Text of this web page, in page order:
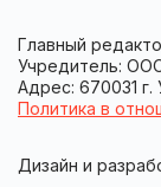
Главный
Учредитель:
Адрес: 670031
Политика в
Дизайн и